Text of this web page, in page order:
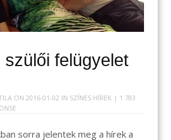
szülői felügyelet
ON 2016-01-02 IN SZÍNES HÍREK | 1 783
sorra jelentek meg a hírek a